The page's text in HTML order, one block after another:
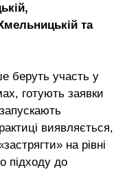
та
беруть участь у
готують заявки
виявляється,
на рівні
підходу до